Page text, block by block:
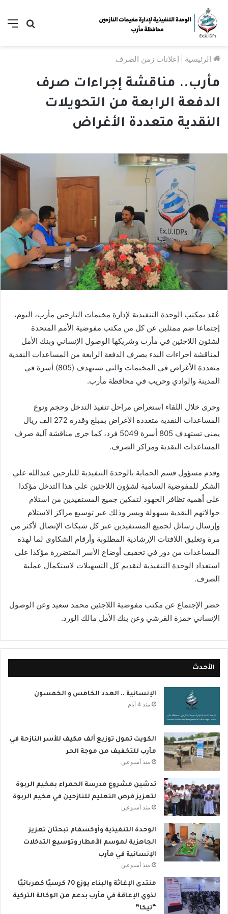
بحث
الرئيسية إعلانات زمن الصرف
مأرب.. مناقشة إجراءات صرف
الدفعة الرابعة من التحويلات
النقدية متعددة الأغراض
عُقد بمكتب الوحدة التنفيذية لإدارة مخيمات النازحين مأرب، اليوم،
إجتماعا ضم ممثلين عن كل من مكتب مفوضية الأمم المتحدة
لشئون اللاجئين في مأرب وشريكها الوصول الإنساني وبنك الأمل
لمناقشة اجراءات البدء بصرف الدفعة الرابعة من المساعدات النقدية
متعددة الأغراض في المخيمات والتي تستهدف (805) أسرة في
المدينة والوادي وحريب في محافظة مأرب.
وجرى خلال اللقاء استعراض مراحل تنفيذ التدخل وحجم ونوع
المساعدات النقدية متعددة الأغراض بمبلغ وقدره 272 الف ريال
يمنى تستهدف 805 أسرة 5049 فرد، كما جرى مناقشة آلية صرف
المساعدات النقدية ومراكز الصرف.
وقدم مسؤول قسم الحماية بالوحدة التنفيذية للنازحين عبدالله علي
الشكر للمفوضية السامية لشؤون اللاجئين على هذا التدخل مؤكدا
على أهمية تظافر الجهود لتمكين جميع المستفيدين من استلام
حوالاتهم النقدية بسهولة ويسر وذلك عبر توسيع مراكز الاستلام
وإرسال رسائل لجميع المستفيدين عبر كل شبكات الإتصال لأكثر من
مرة وتعليق اللافتات الإرشادية المطلوبة وأرقام الشكاوى لما لهذه
المساعدات من دور في تخفيف أوضاع الأسر المتضررة مؤكدا على
استعداد الوحدة التنفيذية لتقديم كل التسهيلات لاستكمال عملية
الصرف.
حضر الإجتماع عن مكتب مفوضية اللاجئين محمد سعيد وعن الوصول
الإنساني حمزة القرشي وعن بنك الأمل مالك الورد.
الأحدث
الإنسانية .. العدد الخامس و الخمسون
منذ 4 أيام
الكويت تمول توزيع ألف مكيف للأسر النازحة في
مأرب للتخفيف من موجة الحر
منذ أسبوعين
تدشين مشروع مدرسة الحمراء بمخيم الربوة
لتعزيز فرص التعليم للنازحين في مخيم الربوة
منذ أسبوعين
الوحدة التنفيذية وأوكسفام تبحثان تعزيز
الجاهزية لموسم الأمطار وتوسيع التدخلات
الإنسانية في مأرب
منذ أسبوعين
منتدى الإغاثة والبناء يوزع 70 كرسيًا كهربائيًا
لذوي الإعاقة في مأرب بدعم من الوكالة التركية
“تيكا”